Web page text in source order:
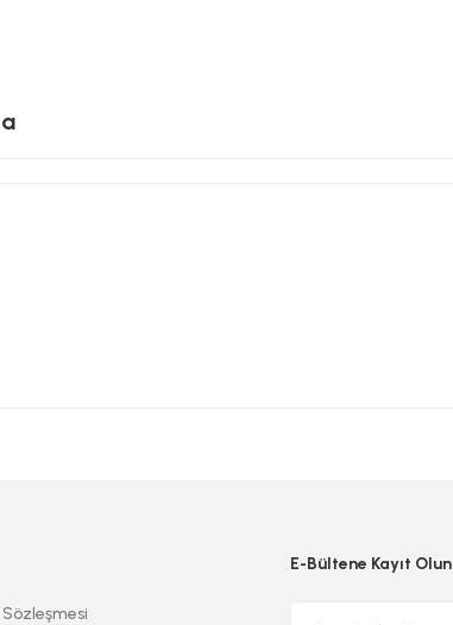
E-Bültene Kayıt Olun